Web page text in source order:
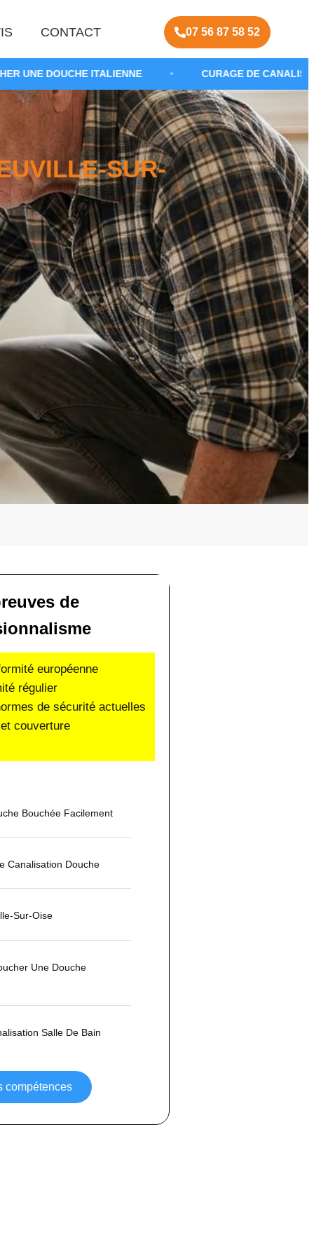
CONTACT 07 56 87 58 52
ITALIENNE • CURAGE DE CANALISATION SALLE DE
SUR-
de
européenne
régulier
de sécurité actuelles
couverture
Bouchée Facilement
Canalisation Douche
Sur-Oise
Une Douche
Salle De Bain
compétences